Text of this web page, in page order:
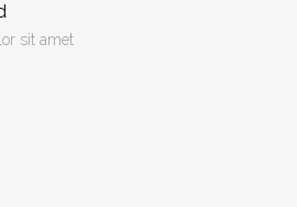
sit amet